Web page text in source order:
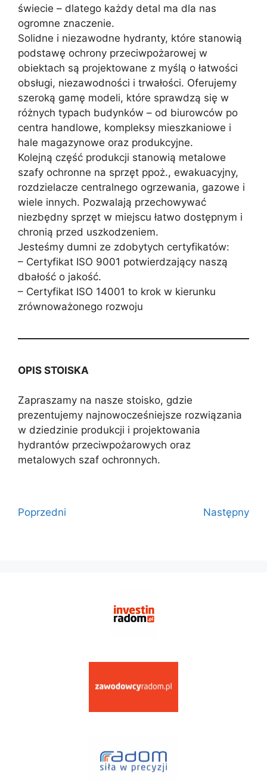
świecie – dlatego każdy detal ma dla nas
ogromne znaczenie.
Solidne i niezawodne hydranty, które stanowią
podstawę ochrony przeciwpożarowej w
obiektach są projektowane z myślą o łatwości
obsługi, niezawodności i trwałości. Oferujemy
szeroką gamę modeli, które sprawdzą się w
różnych typach budynków – od biurowców po
centra handlowe, kompleksy mieszkaniowe i
hale magazynowe oraz produkcyjne.
Kolejną część produkcji stanowią metalowe
szafy ochronne na sprzęt ppoż., ewakuacyjny,
rozdzielacze centralnego ogrzewania, gazowe i
wiele innych. Pozwalają przechowywać
niezbędny sprzęt w miejscu łatwo dostępnym i
chronią przed uszkodzeniem.
Jesteśmy dumni ze zdobytych certyfikatów:
– Certyfikat ISO 9001 potwierdzający naszą
dbałość o jakość.
– Certyfikat ISO 14001 to krok w kierunku
zrównoważonego rozwoju
OPIS STOISKA
Zapraszamy na nasze stoisko, gdzie
prezentujemy najnowocześniejsze rozwiązania
w dziedzinie produkcji i projektowania
hydrantów przeciwpożarowych oraz
metalowych szaf ochronnych.
Poprzedni Następny